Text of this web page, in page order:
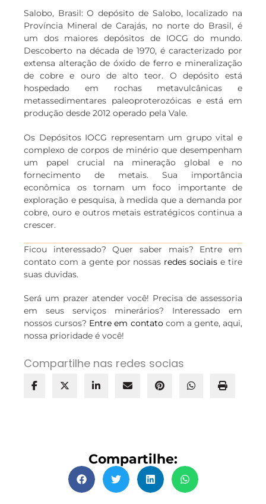
Salobo, Brasil: O depósito de Salobo, localizado na
Província Mineral de Carajás, no norte do Brasil, é
um dos maiores depósitos de IOCG do mundo.
Descoberto na década de 1970, é caracterizado por
extensa alteração de óxido de ferro e mineralização
de cobre e ouro de alto teor. O depósito está
hospedado em rochas metavulcânicas e
metassedimentares paleoproterozóicas e está em
produção desde 2012 operado pela Vale.
Os Depósitos IOCG representam um grupo vital e
complexo de corpos de minério que desempenham
um papel crucial na mineração global e no
fornecimento de metais. Sua importância
econômica os tornam um foco importante de
exploração e pesquisa, à medida que a demanda por
cobre, ouro e outros metais estratégicos continua a
crescer.
Ficou interessado? Quer saber mais? Entre em
contato com a gente por nossas redes sociais e tire
suas duvidas.
Será um prazer atender você! Precisa de assessoria
em seus serviços minerários? Interessado em
nossos cursos? Entre em contatocom a gente, aqui,
nossa prioridade é você!
Compartilhe nas redes socias
Compartilhe: